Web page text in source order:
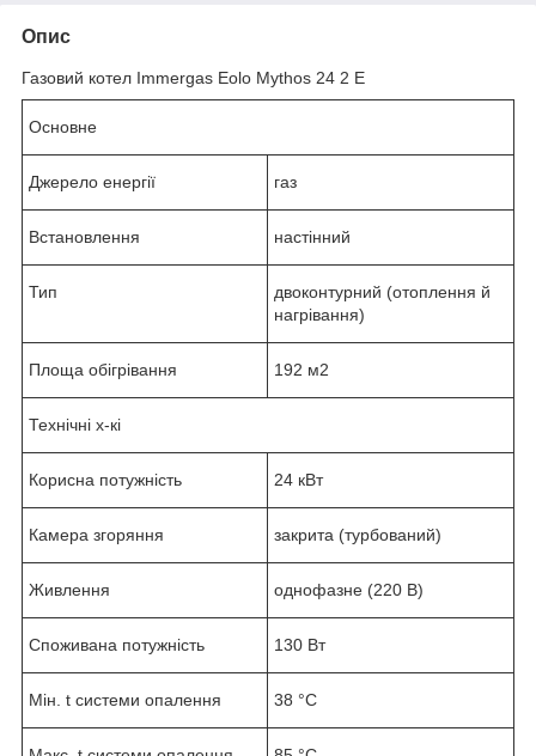
Опис
Газовий котел Immergas Eolo Mythos 24 2 Е
Основне
Джерело енергії газ
Встановлення настінний
Тип
двоконтурний (отоплення й
нагрівання)
Площа обігрівання 192 м2
Технічні х-кі
Корисна потужність 24 кВт
Камера згоряння закрита (турбований)
Живлення однофазне (220 В)
Споживана потужність 130 Вт
Мін. t системи опалення 38 °С